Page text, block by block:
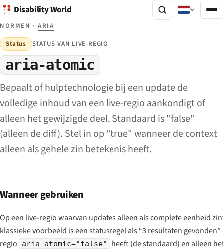
Disability World
NORMEN ·ARIA
Status STATUS VAN LIVE-REGIO
aria-atomic
Bepaalt of hulptechnologie bij een update de
volledige inhoud van een live-regio aankondigt of
alleen het gewijzigde deel. Standaard is "false"
(alleen de diff). Stel in op "true" wanneer de context
alleen als gehele zin betekenis heeft.
Wanneer gebruiken
Op een live-regio waarvan updates alleen als complete eenheid
klassieke voorbeeld is een statusregel als“3 resultaten gevonden”
regio
aria-atomic="false"
heeft (de standaard) en alleen